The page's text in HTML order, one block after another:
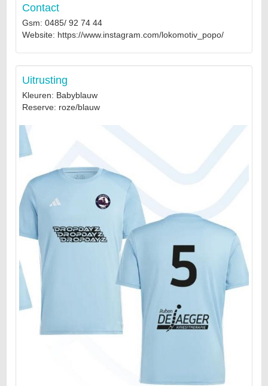
Contact
Gsm: 0485/ 92 74 44
Website: https://www.instagram.com/lokomotiv_popo/
Uitrusting
Kleuren: Babyblauw
Reserve: roze/blauw